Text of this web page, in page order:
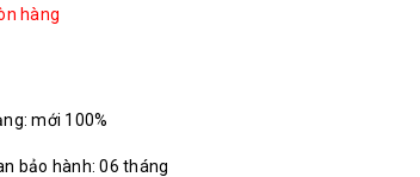
hàng
mới 100%
bảo hành: 06 tháng